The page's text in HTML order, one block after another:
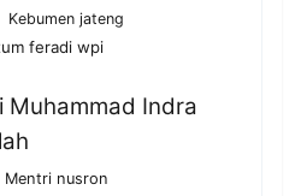
Kebumen jateng
feradi wpi
Muhammad Indra
Mentri nusron